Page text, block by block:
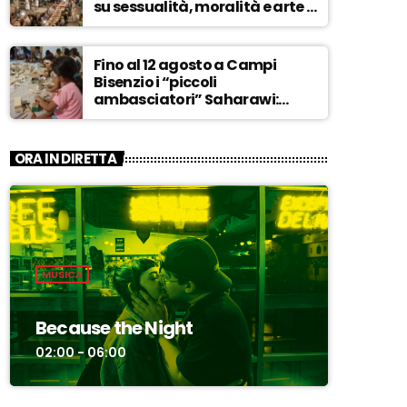
su sessualità, moralità e arte –
ASCOLTA
Fino al 12 agosto a Campi
Bisenzio i “piccoli
ambasciatori” Saharawi:
“Sostenere la loro causa,
invadente” – ASCOLTA
ORA IN DIRETTA
MUSICA
Because the Night
02:00 - 06:00